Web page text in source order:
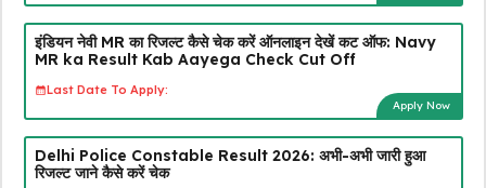
इंडियन नेवी MR का रिजल्ट कैसे चेक करें ऑनलाइन देखें कट ऑफ: Navy
MR ka Result Kab Aayega Check Cut Off
Last Date To Apply:
Apply Now
Delhi Police Constable Result 2026: अभी-अभी जारी हुआ
रिजल्ट जाने कैसे करें चेक